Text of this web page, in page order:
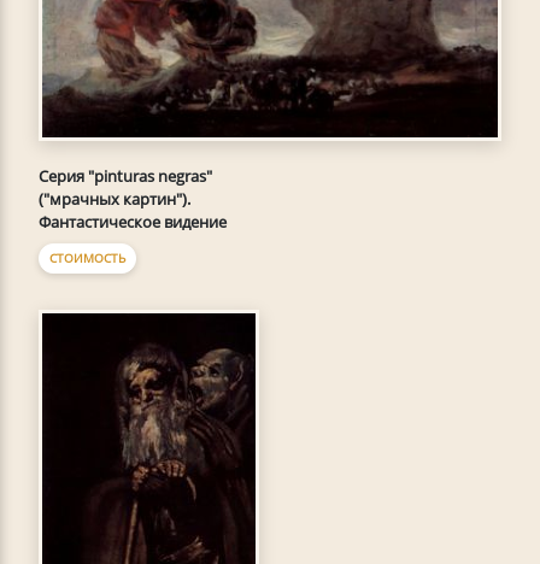
Серия "pinturas negras"
("мрачных картин").
Фантастическое видение
СТОИМОСТЬ